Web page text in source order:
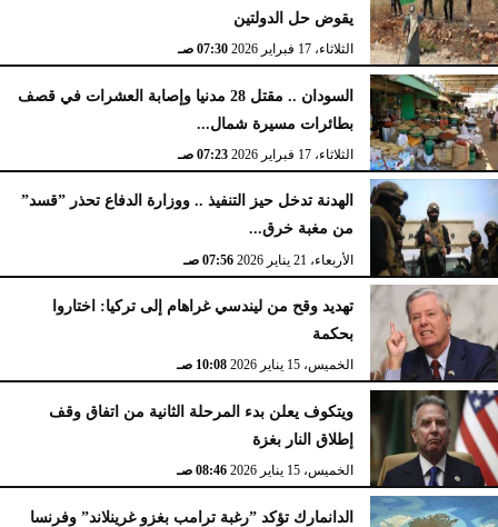
يقوض حل الدولتين
الثلاثاء، 17 فبراير 2026 07:30 صـ
السودان .. مقتل 28 مدنيا وإصابة العشرات في قصف
بطائرات مسيرة شمال...
الثلاثاء، 17 فبراير 2026 07:23 صـ
الهدنة تدخل حيز التنفيذ .. ووزارة الدفاع تحذر ”قسد”
من مغبة خرق...
الأربعاء، 21 يناير 2026 07:56 صـ
تهديد وقح من ليندسي غراهام إلى تركيا: اختاروا
بحكمة
الخميس، 15 يناير 2026 10:08 صـ
ويتكوف يعلن بدء المرحلة الثانية من اتفاق وقف
إطلاق النار بغزة
الخميس، 15 يناير 2026 08:46 صـ
الدانمارك تؤكد ”رغبة ترامب بغزو غرينلاند” وفرنسا